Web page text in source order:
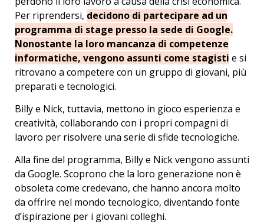
Per riprendersi, decidono di partecipare ad un
programma di stage presso la sede di Google.
Nonostante la loro mancanza di competenze
informatiche, vengono assunti come stagisti e si
ritrovano a competere con un gruppo di giovani, più
preparati e tecnologici.
Billy e Nick, tuttavia, mettono in gioco esperienza e
creatività, collaborando con i propri compagni di
lavoro per risolvere una serie di sfide tecnologiche.
Alla fine del programma, Billy e Nick vengono assunti
da Google. Scoprono che la loro generazione non è
obsoleta come credevano, che hanno ancora molto
da offrire nel mondo tecnologico, diventando fonte
d’ispirazione per i giovani colleghi.